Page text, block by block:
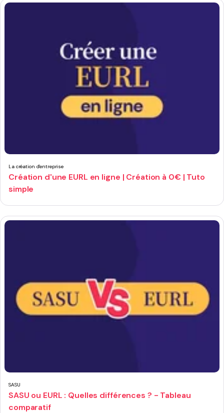
La création d'entreprise
Création d'une EURL en ligne | Création à 0€ | Tuto
simple
SASU
SASU ou EURL : Quelles différences ? - Tableau
comparatif